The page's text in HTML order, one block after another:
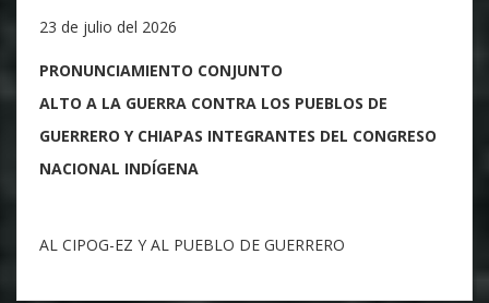
23 de julio del 2026
PRONUNCIAMIENTO CONJUNTO
ALTO A LA GUERRA CONTRA LOS PUEBLOS DE
GUERRERO Y CHIAPAS INTEGRANTES DEL CONGRESO
NACIONAL INDÍGENA
AL CIPOG-EZ Y AL PUEBLO DE GUERRERO